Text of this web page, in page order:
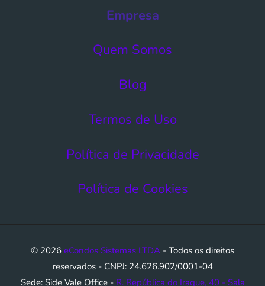
Empresa
Quem Somos
Blog
Termos de Uso​
Política de Privacidade
Política de Cookies
© 2026 eCondos Sistemas LTDA - Todos os direitos
reservados - CNPJ: 24.626.902/0001-04
Sede: Side Vale Office - R. República do Iraque, 40 - Sala